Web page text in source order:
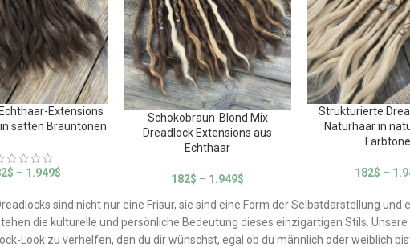
Extensions
satten Brauntönen
$ – 1.949$
Schokobraun-Blond Mix
Dreadlock Extensions aus
Echthaar
182$ – 1.949$
Strukturierte
Naturhaar in
182$ –
sind nicht nur eine Frisur, sie sind eine Form der Selbstdarstellung und
die kulturelle und persönliche Bedeutung dieses einzigartigen Stils.
Look zu verhelfen, den du dir wünschst, egal ob du männlich oder weiblich